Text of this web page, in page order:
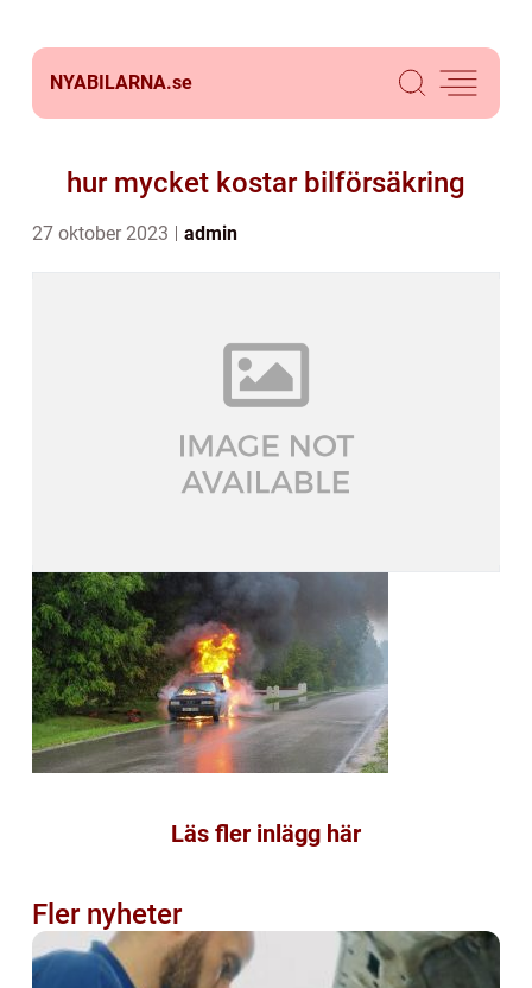
NYABILARNA.se
hur mycket kostar bilförsäkring
27 oktober 2023 admin
Läs fler inlägg här
Fler nyheter